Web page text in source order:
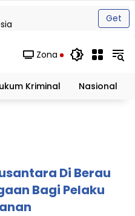
Get
Zona
Kriminal Nasional
Di Berau
Bagi Pelaku